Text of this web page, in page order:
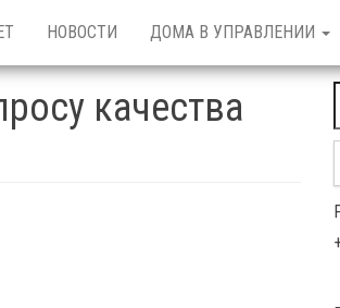
НОВОСТИ ДОМА В УПРАВЛЕНИИ
качества